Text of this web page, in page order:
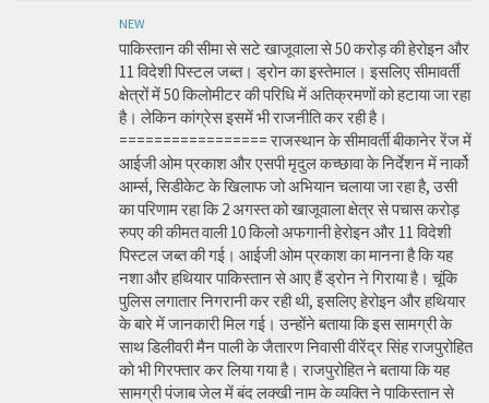
NEW
पाकिस्तान की सीमा से सटे खाजूवाला से 50 करोड़ की हेरोइन और
11 विदेशी पिस्टल जब्त। ड्रोन का इस्तेमाल। इसलिए सीमावर्ती
क्षेत्रों में 50 किलोमीटर की परिधि में अतिक्रमणों को हटाया जा रहा
है। लेकिन कांग्रेस इसमें भी राजनीति कर रही है।
================= राजस्थान के सीमावर्ती बीकानेर रेंज में
आईजी ओम प्रकाश और एसपी मृदुल कच्छावा के निर्देशन में नार्को
आर्म्स, सिडीकेट के खिलाफ जो अभियान चलाया जा रहा है, उसी
का परिणाम रहा कि 2 अगस्त को खाजूवाला क्षेत्र से पचास करोड़
रुपए की कीमत वाली 10 किलो अफगानी हेरोइन और 11 विदेशी
पिस्टल जब्त की गई। आईजी ओम प्रकाश का मानना है कि यह
नशा और हथियार पाकिस्तान से आए हैं ड्रोन ने गिराया है। चूंकि
पुलिस लगातार निगरानी कर रही थी, इसलिए हेरोइन और हथियार
के बारे में जानकारी मिल गई। उन्होंने बताया कि इस सामग्री के
साथ डिलीवरी मैन पाली के जैतारण निवासी वीरेंद्र सिंह राजपुरोहित
को भी गिरफ्तार कर लिया गया है। राजपुरोहित ने बताया कि यह
सामग्री पंजाब जेल में बंद लक्खी नाम के व्यक्ति ने पाकिस्तान से